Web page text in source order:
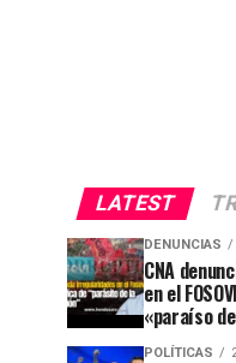
LATEST
DENUNCIAS
CNA
en el
«paraíso
POLÍTICAS